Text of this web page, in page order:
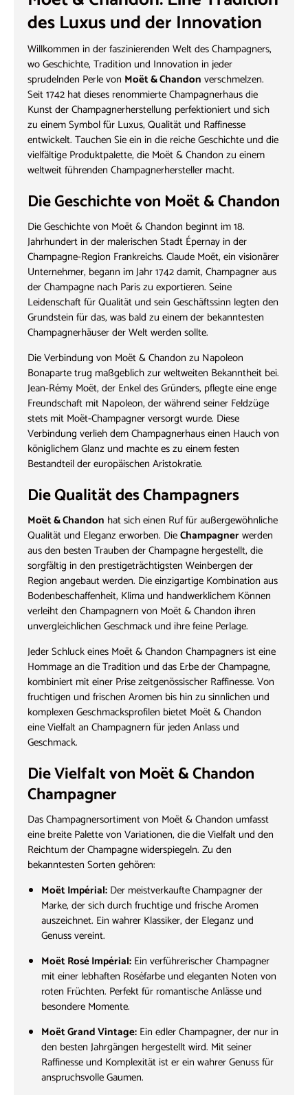
des Luxus und der Innovation
Willkommen in der faszinierenden Welt des Champagners,
wo Geschichte, Tradition und Innovation in jeder
sprudelnden Perle von Moët & Chandon verschmelzen.
Seit 1742 hat dieses renommierte Champagnerhaus die
Kunst der Champagnerherstellung perfektioniert und sich
zu einem Symbol für Luxus, Qualität und Raffinesse
entwickelt. Tauchen Sie ein in die reiche Geschichte und die
vielfältige Produktpalette, die Moët & Chandon zu einem
weltweit führenden Champagnerhersteller macht.
Die Geschichte von Moët & Chandon
Die Geschichte von Moët & Chandon beginnt im 18.
Jahrhundert in der malerischen Stadt Épernay in der
Champagne-Region Frankreichs. Claude Moët, ein visionärer
Unternehmer, begann im Jahr 1742 damit, Champagner aus
der Champagne nach Paris zu exportieren. Seine
Leidenschaft für Qualität und sein Geschäftssinn legten den
Grundstein für das, was bald zu einem der bekanntesten
Champagnerhäuser der Welt werden sollte.
Die Verbindung von Moët & Chandon zu Napoleon
Bonaparte trug maßgeblich zur weltweiten Bekanntheit bei.
Jean-Rémy Moët, der Enkel des Gründers, pflegte eine enge
Freundschaft mit Napoleon, der während seiner Feldzüge
stets mit Moët-Champagner versorgt wurde. Diese
Verbindung verlieh dem Champagnerhaus einen Hauch von
königlichem Glanz und machte es zu einem festen
Bestandteil der europäischen Aristokratie.
Die Qualität des Champagners
Moët & Chandon hat sich einen Ruf für außergewöhnliche
Qualität und Eleganz erworben. DieChampagnerwerden
aus den besten Trauben der Champagne hergestellt, die
sorgfältig in den prestigeträchtigsten Weinbergen der
Region angebaut werden. Die einzigartige Kombination aus
Bodenbeschaffenheit, Klima und handwerklichem Können
verleiht den Champagnern von Moët & Chandon ihren
unvergleichlichen Geschmack und ihre feine Perlage.
Jeder Schluck eines Moët & Chandon Champagners ist eine
Hommage an die Tradition und das Erbe der Champagne,
kombiniert mit einer Prise zeitgenössischer Raffinesse. Von
fruchtigen und frischen Aromen bis hin zu sinnlichen und
komplexen Geschmacksprofilen bietet Moët & Chandon
eine Vielfalt an Champagnern für jeden Anlass und
Geschmack.
Die Vielfalt von Moët & Chandon
Champagner
Das Champagnersortiment von Moët & Chandon umfasst
eine breite Palette von Variationen, die die Vielfalt und den
Reichtum der Champagne widerspiegeln. Zu den
bekanntesten Sorten gehören:
Moët Impérial: Der meistverkaufte Champagner der
Marke, der sich durch fruchtige und frische Aromen
auszeichnet. Ein wahrer Klassiker, der Eleganz und
Genuss vereint.
Moët Rosé Impérial: Ein verführerischer Champagner
mit einer lebhaften Roséfarbe und eleganten Noten von
roten Früchten. Perfekt für romantische Anlässe und
besondere Momente.
Moët Grand Vintage: Ein edler Champagner, der nur in
den besten Jahrgängen hergestellt wird. Mit seiner
Raffinesse und Komplexität ist er ein wahrer Genuss für
anspruchsvolle Gaumen.